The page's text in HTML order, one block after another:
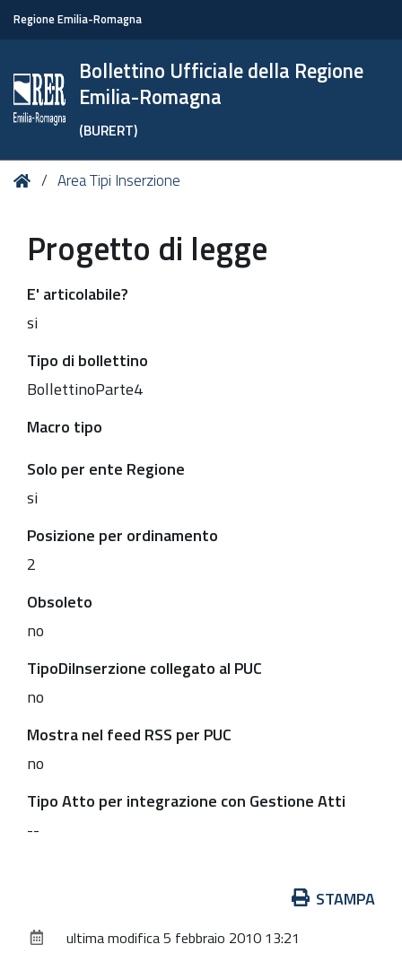
Regione Emilia-Romagna
Bollettino Ufficiale della Regione
Emilia-Romagna
(BURERT)
Tu HomeArea Tipi Inserzione
Progetto di legge
E' articolabile?
si
Tipo di bollettino
BollettinoParte4
Macro tipo
Solo per ente Regione
si
Posizione per ordinamento
2
Obsoleto
no
TipoDiInserzione collegato al PUC
no
Mostra nel feed RSS per PUC
no
Tipo Atto per integrazione con Gestione Atti
--
documento
STAMPA
ultima modifica5 febbraio 2010 13:21